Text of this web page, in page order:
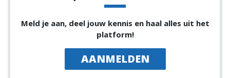
Meld je aan, deel jouw kennis en haal alles uit het
platform!
AANMELDEN